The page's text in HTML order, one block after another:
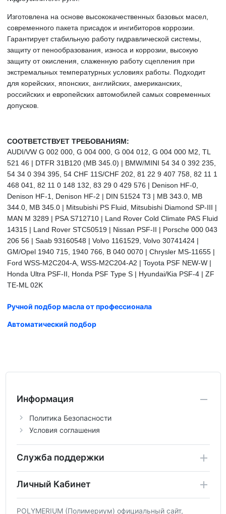
Изготовлена на основе высококачественных базовых масел,
современного пакета присадок и ингибиторов коррозии.
Гарантирует стабильную работу гидравлической системы,
защиту от пенообразования, износа и коррозии, высокую
защиту от окисления, слаженную работу сцепления при
экстремальных температурных условиях работы. Подходит
для корейских, японских, английских, американских,
российских и европейских автомобилей самых современных
допусков.
СООТВЕТСТВУЕТ ТРЕБОВАНИЯМ:
AUDI/VW G 002 000, G 004 000, G 004 012, G 004 000 M2, TL
521 46 | DTFR 31B120 (MB 345.0) | BMW/MINI 54 34 0 392 235,
54 34 0 394 395, 54 CHF 11S/CHF 202, 81 22 9 407 758, 82 11 1
468 041, 82 11 0 148 132, 83 29 0 429 576 | Denison HF-0,
Denison HF-1, Denison HF-2 | DIN 51524 T3 | MB 343.0, MB
344.0, MB 345.0 | Mitsubishi PS Fluid, Mitsubishi Diamond SP-III |
MAN M 3289 | PSA S712710 | Land Rover Cold Climate PAS Fluid
14315 | Land Rover STC50519 | Nissan PSF-II | Porsche 000 043
206 56 | Saab 93160548 | Volvo 1161529, Volvo 30741424 |
GM/Opel 1940 715, 1940 766, B 040 0070 | Chrysler MS-11655 |
Ford WSS-M2C204-A, WSS-M2C204-A2 | Toyota PSF NEW-W |
Honda Ultra PSF-II, Honda PSF Type S | Hyundai/Kia PSF-4 | ZF
TE-ML 02K
Ручной подбор масла от профессионала
Автоматический подбор
Информация
Политика Безопасности
Условия соглашения
Служба поддержки
Личный Кабинет
POLYMERIUM (Полимериум) официальный сайт,